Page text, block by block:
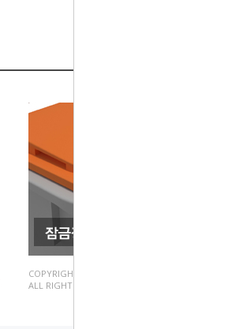
COPYRIGHT(C).
ALL RIGHT RESERVED.